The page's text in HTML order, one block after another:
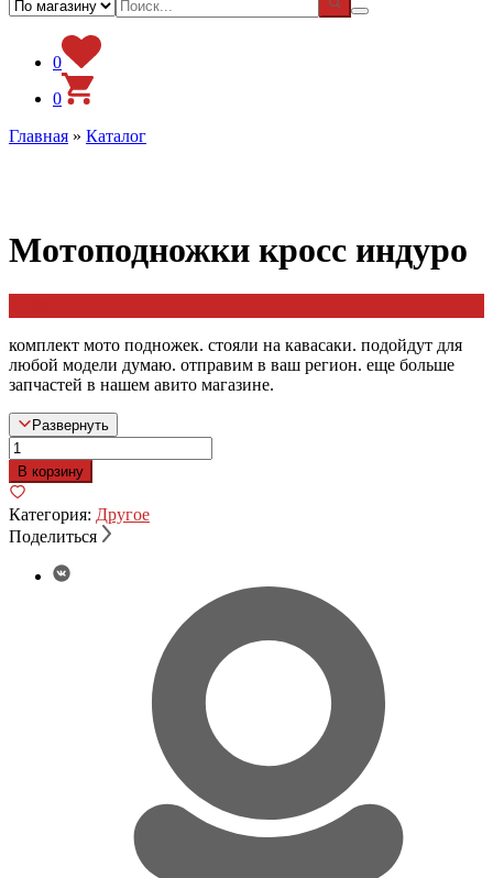
0
0
Главная » Каталог
Мотоподножки кросс индуро
комплект мото подножек. стояли на кавасаки. подойдут для
любой модели думаю. отправим в ваш регион. еще больше
запчастей в нашем авито магазине.
Развернуть
Количество
товара
Мотоподножки
кросс
индуро
В корзину
Категория: Другое
Поделиться